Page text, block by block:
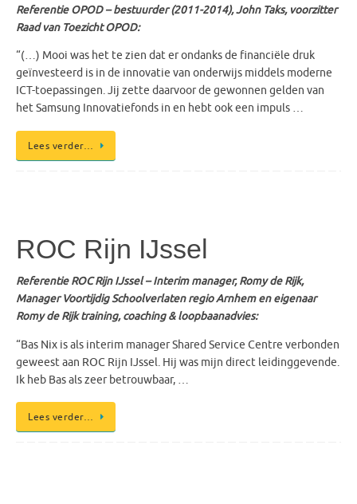
Referentie OPOD – bestuurder (2011-2014), John Taks, voorzitter
Raad van Toezicht OPOD:
“(…) Mooi was het te zien dat er ondanks de financiële druk
geïnvesteerd is in de innovatie van onderwijs middels moderne
ICT-toepassingen. Jij zette daarvoor de gewonnen gelden van
het Samsung Innovatiefonds in en hebt ook een impuls …
Lees verder…
ROC Rijn IJssel
Referentie ROC Rijn IJssel – Interim manager, Romy de Rijk,
Manager Voortijdig Schoolverlaten regio Arnhem en eigenaar
Romy de Rijk training, coaching & loopbaanadvies:
“Bas Nix is als interim manager Shared Service Centre verbonden
geweest aan ROC Rijn IJssel. Hij was mijn direct leidinggevende.
Ik heb Bas als zeer betrouwbaar, …
Lees verder…